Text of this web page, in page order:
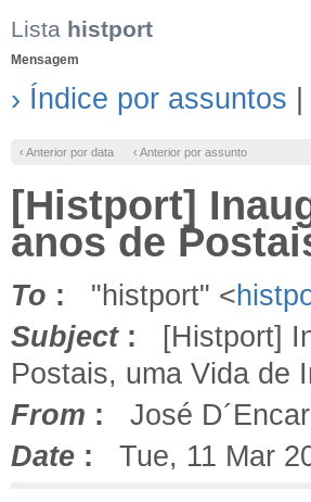
Lista histport
Mensagem
› Índice por assuntos
‹ Anterior por data ‹ Anterior por assunto
[Histport]
anos de
To : "histport" <
Subject: [Histport]
Postais, uma Vida de
From : José
Date : Tue, 11 Mar